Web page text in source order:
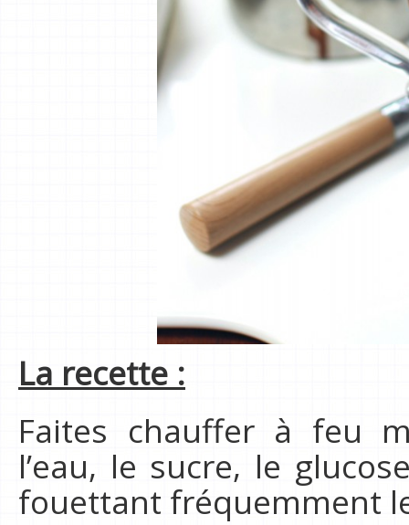
La recette :
Faites chauffer à feu
l’eau, le sucre, le
fouettant fréquemment